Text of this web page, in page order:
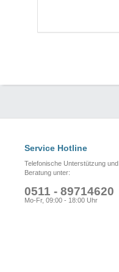
Service Hotline
Telefonische Unterstützung und
Beratung unter:
0511 - 89714620
Mo-Fr, 09:00 - 18:00 Uhr